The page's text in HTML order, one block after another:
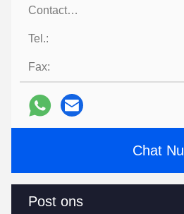
Contacten:
Tel.:
Fax:
Chat Nu
Post ons